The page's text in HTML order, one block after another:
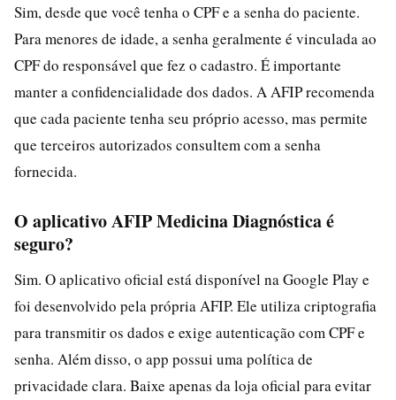
Sim, desde que você tenha o CPF e a senha do paciente.
Para menores de idade, a senha geralmente é vinculada ao
CPF do responsável que fez o cadastro. É importante
manter a confidencialidade dos dados. A AFIP recomenda
que cada paciente tenha seu próprio acesso, mas permite
que terceiros autorizados consultem com a senha
fornecida.
O aplicativo AFIP Medicina Diagnóstica é
seguro?
Sim. O aplicativo oficial está disponível na Google Play e
foi desenvolvido pela própria AFIP. Ele utiliza criptografia
para transmitir os dados e exige autenticação com CPF e
senha. Além disso, o app possui uma política de
privacidade clara. Baixe apenas da loja oficial para evitar